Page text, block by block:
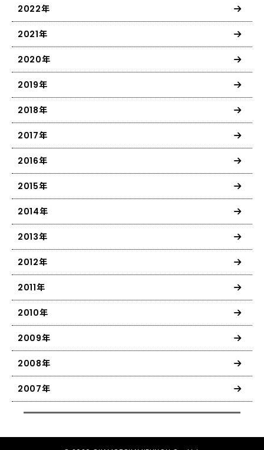
2022年
2021年
2020年
2019年
2018年
2017年
2016年
2015年
2014年
2013年
2012年
2011年
2010年
2009年
2008年
2007年